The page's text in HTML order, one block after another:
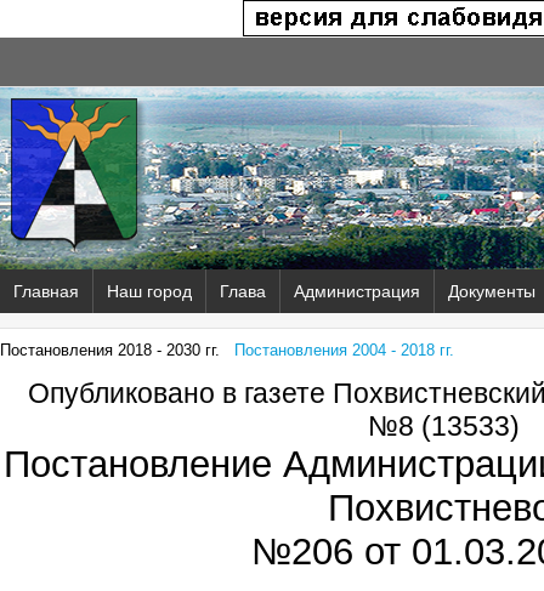
Главная Наш город Глава Администрация Документы
Постановления 2018 - 2030 гг. Постановления 2004 - 2018 гг.
Опубликовано в газете
№8 (13533)
Постановление
№206 от